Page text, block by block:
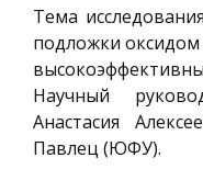
Тема
подложки оксидом
Научный
Анастасия
Павлец (ЮФУ).